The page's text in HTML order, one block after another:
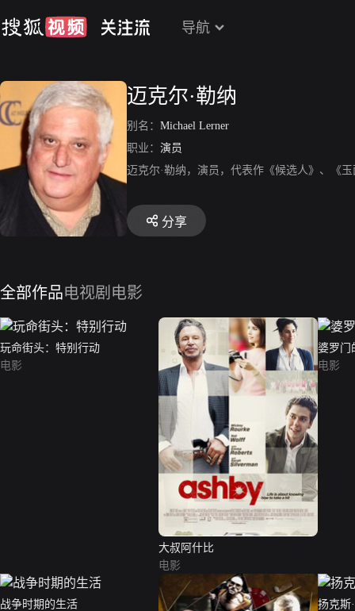
导航
迈克尔·勒纳
别名： Michael Lerner
职业： 演员
迈克尔·勒纳，演员，代表作《候选人》、《
分享
全部作品电视剧 电影
玩命街头：特别行动
电影
大叔阿什比
电影
婆罗门
电影
战争时期的生活
扬克斯